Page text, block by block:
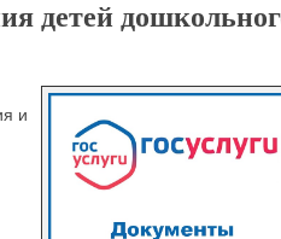
детей
и